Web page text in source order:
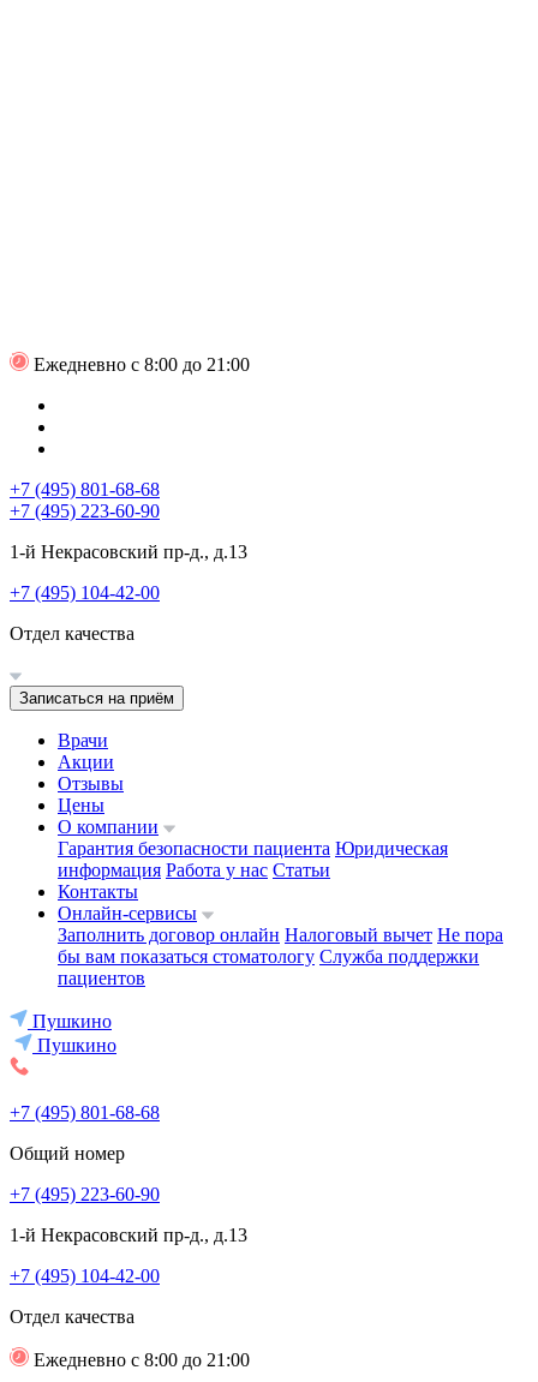
Ежедневно с 8:00 до 21:00
+7 (495) 801-68-68
+7 (495) 223-60-90
1-й Некрасовский пр-д., д.13
+7 (495) 104-42-00
Отдел качества
Записаться на приём
Врачи
Акции
Отзывы
Цены
О компании
Гарантия безопасности пациента Юридическая
информация Работа у нас Статьи
Контакты
Онлайн-сервисы
Заполнить договор онлайн Налоговый вычет Не пора
бы вам показаться стоматологу Служба поддержки
пациентов
Пушкино
Пушкино
+7 (495) 801-68-68
Общий номер
+7 (495) 223-60-90
1-й Некрасовский пр-д., д.13
+7 (495) 104-42-00
Отдел качества
Ежедневно с 8:00 до 21:00